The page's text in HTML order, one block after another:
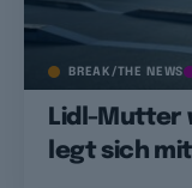
BREAK/THE NEWS
Lidl-Mutter
legt sich